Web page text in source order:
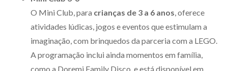
O Mini Club, para crianças de 3 a 6 anos, oferece
atividades lúdicas, jogos e eventos que estimulam a
imaginação, com brinquedos da parceria com a LEGO.
A programação inclui ainda momentos em família,
como a Doremi Family Disco, e está disponível em